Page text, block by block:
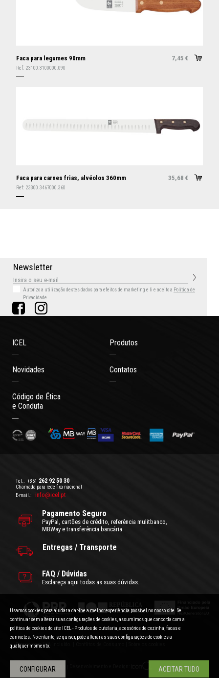
Faca para legumes 90mm 7,45 €
Ref: 23100.3100000.090
Faca para carnes frias, alvéolos 360mm 35,68 €
Ref: 23300.3467000.360
Newsletter
Autorizo a utilização destes dados para efeitos de marketing e li e aceito a Política de
Privacidade
ICEL Produtos
Novidades Contatos
Código de Ética
e Conduta
Tel.: +351 262 92 50 30
Chamada para rede fixa nacional
E-mail.:
info@icel.pt
Pagamento Seguro
PayPal, cartões de crédito, referência mulitbanco,
MBWay e transferência bancária
Entregas / Transporte
FAQ / Dúvidas
Esclareça aqui todas as suas dúvidas.
Condições Gerais de Utilização |Politica de Privacidade
Preços com IVA incluído.
Copyright © ICEL 2018 |
Usamos cookies para ajudar a dar-lhe a melhor experiência possível no nosso site. Se
continuar sem alterar suas configurações de cookies, assumimos que concorda com a
política de cookies do site ICEL - Produtos de cutelaria, acessórios de cozinha, facas e
canivetes. No entanto, se quiser, pode alterar as suas configurações de cookies a
qualquer momento.
CONFIGURAR ACEITAR TUDO